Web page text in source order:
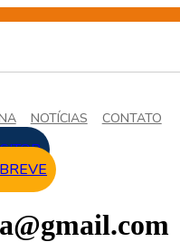
NOTÍCIAS CONTATO